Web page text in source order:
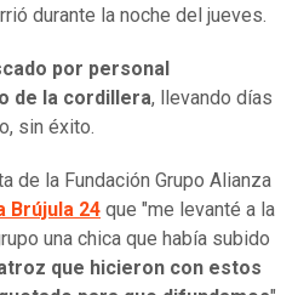
durante la noche del jueves.
por personal
de la cordillera, llevando días
sin éxito.
de la Fundación Grupo Alianza
Brújula 24 que "me levanté a la
una chica que había subido
que hicieron con estos